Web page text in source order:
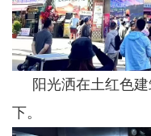
阳光洒在土红色建
下。